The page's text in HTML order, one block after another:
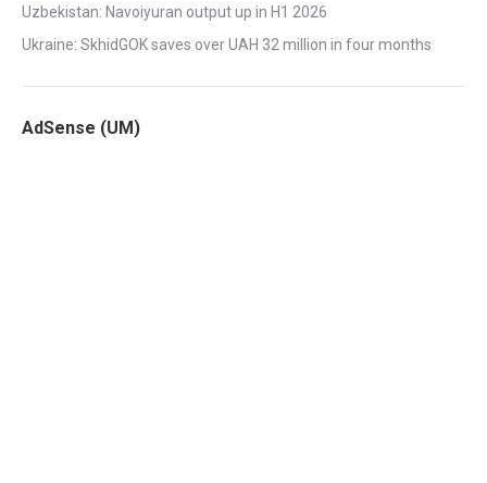
Uzbekistan: Navoiyuran output up in H1 2026
Ukraine: SkhidGOK saves over UAH 32 million in four months
AdSense (UM)